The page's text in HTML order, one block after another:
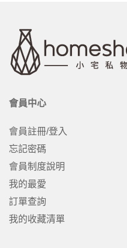
會員中心
會員註冊/登入
忘記密碼
會員制度說明
我的最愛
訂單查詢
我的收藏清單